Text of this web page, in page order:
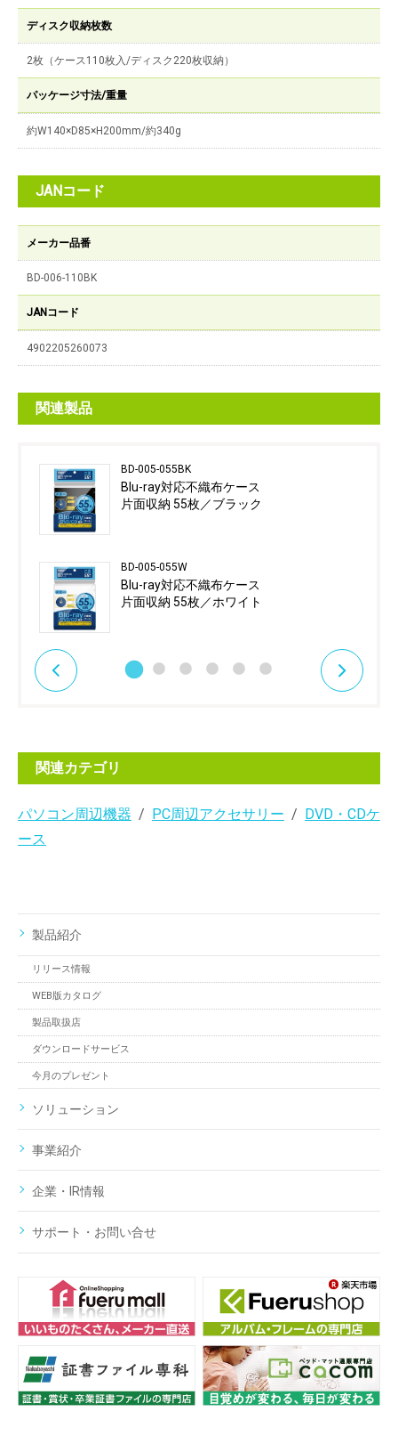
ディスク収納枚数
2枚（ケース110枚入/ディスク220枚収納）
パッケージ寸法/重量
約W140×D85×H200mm/約340g
JANコード
メーカー品番
BD-006-110BK
JANコード
4902205260073
関連製品
BD-005-055BK
Blu-ray対応不織布ケース
片面収納 55枚／ブラック
BD-005-055W
Blu-ray対応不織布ケース
片面収納 55枚／ホワイト
関連カテゴリ
パソコン周辺機器 PC周辺アクセサリー
DVD・CDケ
ース
製品紹介
リリース情報
WEB版カタログ
製品取扱店
ダウンロードサービス
今月のプレゼント
ソリューション
事業紹介
企業・IR情報
サポート・お問い合せ